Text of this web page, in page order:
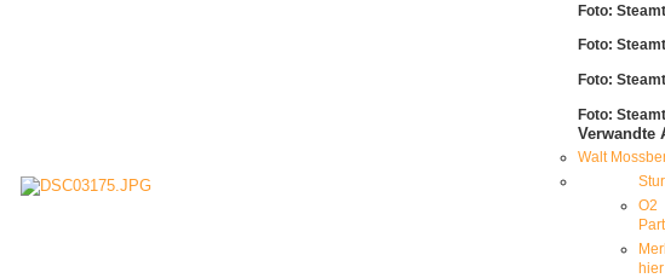
Foto:
Foto:
Foto:
Foto:
Verwandte
Walt
O2